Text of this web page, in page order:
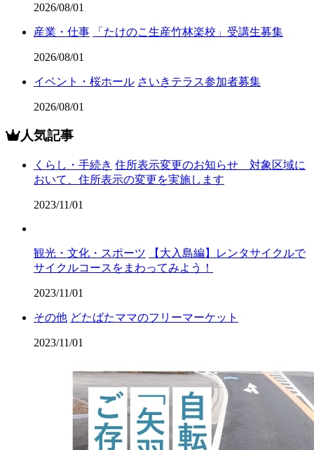
2026/08/01
産業・仕事 「たけのこ生産竹林楽校」受講生募集
2026/08/01
イベント・桜ホール さいきテラス参加者募集
2026/08/01
人気記事
くらし・手続き 住所表示変更のお知らせ 対象区域に
おいて、住所表示の変更を実施します
2023/11/01
観光・文化・スポーツ
【大入島編】レンタサイクルで
サイクルコースをまわってみよう！
2023/11/01
その他 どたばたママのフリーマーケット
2023/11/01